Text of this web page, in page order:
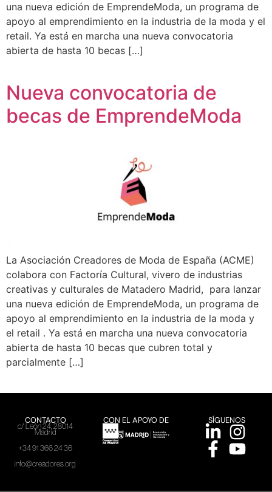
una nueva edición de EmprendeModa, un programa de
apoyo al emprendimiento en la industria de la moda y el
retail. Ya está en marcha una nueva convocatoria
abierta de hasta 10 becas […]
Nueva convocatoria de
becas de EmprendeModa
La Asociación Creadores de Moda de España (ACME)
colabora con Factoría Cultural, vivero de industrias
creativas y culturales de Matadero Madrid, para lanzar
una nueva edición de EmprendeModa, un programa de
apoyo al emprendimiento en la industria de la moda y
el retail . Ya está en marcha una nueva convocatoria
abierta de hasta 10 becas que cubren total y
parcialmente […]
CONTACTO
c/ León 24, 28014
Madrid
+34 91 366 24 36
info@creadores.org
CON EL APOYO DE SÍGUENOS